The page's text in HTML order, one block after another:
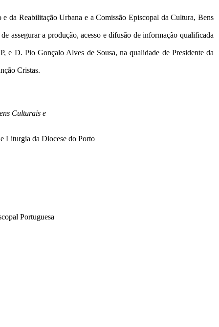
da Reabilitação Urbana e a Comissão Episcopal da Cultura, Bens
assegurar a produção, acesso e difusão de informação qualificada
e D. Pio Gonçalo Alves de Sousa, na qualidade de Presidente da
Cristas.
Culturais e
Liturgia da Diocese do Porto
Portuguesa